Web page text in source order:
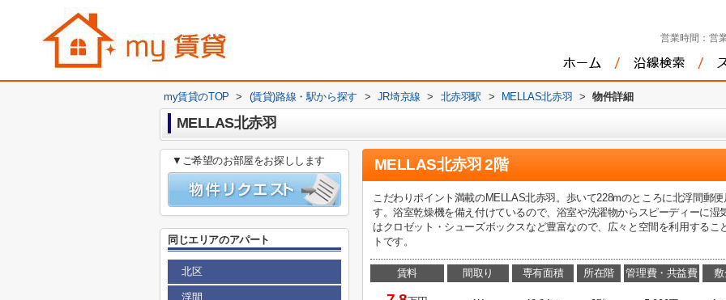
営業時間： 営
my賃貸のTOP > (賃貸)路線・駅から探す > JR埼京線 > 北赤羽駅 > MELLAS北赤羽 > 物件詳細
MELLAS北赤羽
MELLAS北赤羽 2階
こだわりポイント満載のMELLAS北赤羽。歩いて228mのところに北浮間郵
す。浴室乾燥機を備え付けているので、浴室や洗濯物からスピーディーに
はクロゼット・シューズボックスなど豊富なので、広々と空間を利用する
トです。
賃料 間取り 専有面積 所在階 管理費・共益費
▼ご希望のお部屋をお探しします
同じエリアのアパート
北区
浮間